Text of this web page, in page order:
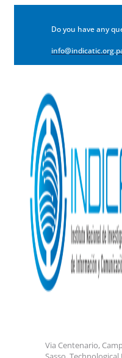
Do you have any
Via Centenario,